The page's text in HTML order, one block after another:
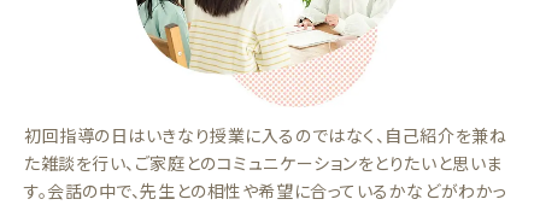
初回指導の日はいきなり授業に入るのではなく、自己紹介を兼ね
た雑談を行い、ご家庭とのコミュニケーションをとりたいと思いま
す。会話の中で、先生との相性や希望に合っているかなどがわかっ